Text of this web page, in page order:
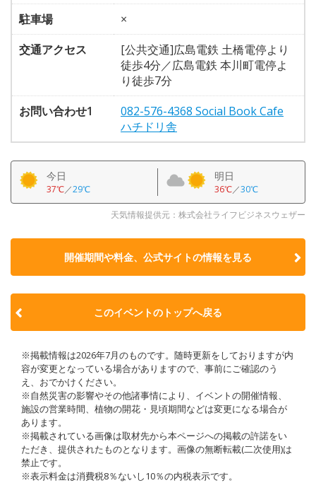
駐車場
×
交通アクセス
[公共交通]広島電鉄 土橋電停より
徒歩4分／広島電鉄 本川町電停よ
り徒歩7分
お問い合わせ1
082-576-4368 Social Book Cafe
ハチドリ舎
今日
37℃／29℃
明日
36℃／30℃
天気情報提供元：株式会社ライフビジネスウェザー
開催期間や料金、公式サイトの情報を見る
このイベントのトップへ戻る
※掲載情報は2026年7月のものです。随時更新をしておりますが内
容が変更となっている場合がありますので、事前にご確認のう
え、おでかけください。
※自然災害の影響やその他諸事情により、イベントの開催情報、
施設の営業時間、植物の開花・見頃期間などは変更になる場合が
あります。
※掲載されている画像は取材先から本ページへの掲載の許諾をい
ただき、提供されたものとなります。画像の無断転載(二次使用)は
禁止です。
※表示料金は消費税8％ないし10％の内税表示です。